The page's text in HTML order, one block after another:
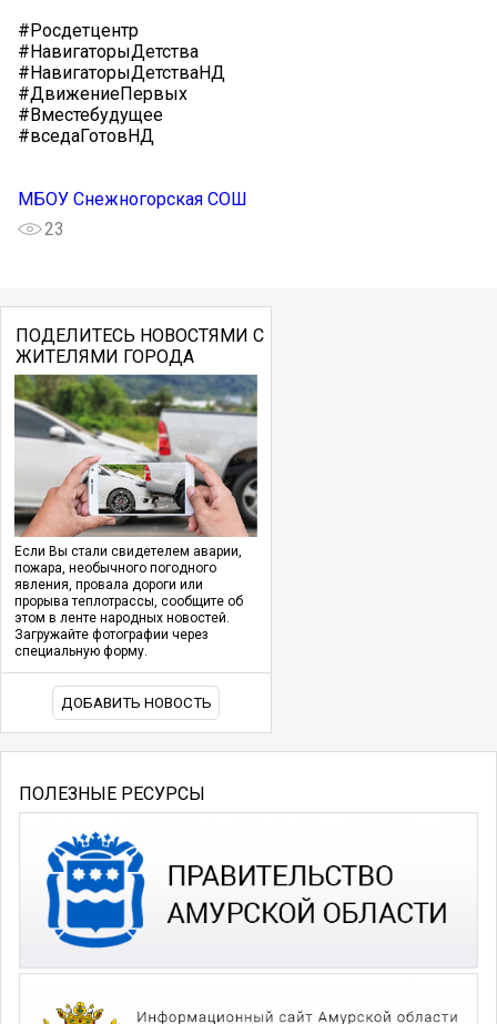
#Росдетцентр
#НавигаторыДетства
#НавигаторыДетстваНД
#ДвижениеПервых
#Вместебудущее
#вседаГотовНД
МБОУ Снежногорская СОШ
23
ПОДЕЛИТЕСЬ НОВОСТЯМИ С
ЖИТЕЛЯМИ ГОРОДА
Если Вы стали свидетелем аварии,
пожара, необычного погодного
явления, провала дороги или
прорыва теплотрассы, сообщите об
этом в ленте народных новостей.
Загружайте фотографии через
специальную форму.
ДОБАВИТЬ НОВОСТЬ
ПОЛЕЗНЫЕ РЕСУРСЫ